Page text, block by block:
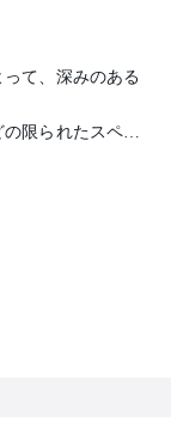
て、深みのある
限られたスペー